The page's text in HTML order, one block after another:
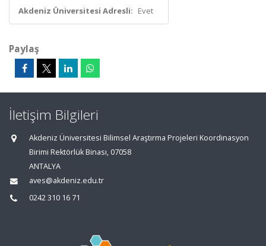
Akdeniz Üniversitesi Adresli: Evet
Paylaş
İletişim Bilgileri
Akdeniz Üniversitesi Bilimsel Araştırma Projeleri Koordinasyon
Birimi Rektörlük Binası, 07058
ANTALYA
aves@akdeniz.edu.tr
0242 310 16 71